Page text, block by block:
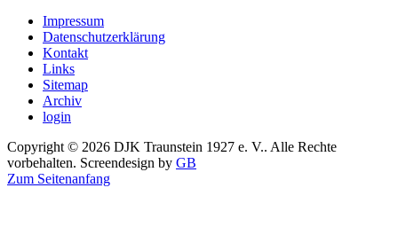
Impressum
Datenschutzerklärung
Kontakt
Links
Sitemap
Archiv
login
Copyright © 2026 DJK Traunstein 1927 e. V.. Alle Rechte
vorbehalten. Screendesign by GB
Zum Seitenanfang